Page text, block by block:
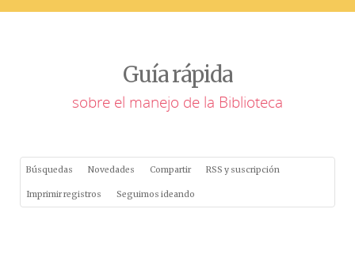
Guía rápida
sobre el manejo de la Biblioteca
Búsquedas Novedades Compartir RSS y suscripción
Imprimir registros Seguimos ideando